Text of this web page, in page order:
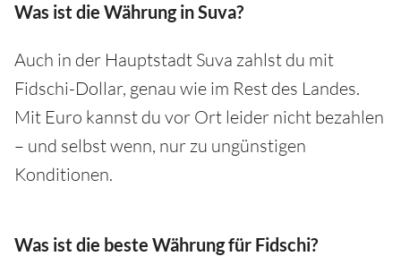
Was ist die Währung in Suva?
Auch in der Hauptstadt Suva zahlst du mit
Fidschi-Dollar, genau wie im Rest des Landes.
Mit Euro kannst du vor Ort leider nicht bezahlen
– und selbst wenn, nur zu ungünstigen
Konditionen.
Was ist die beste Währung für Fidschi?